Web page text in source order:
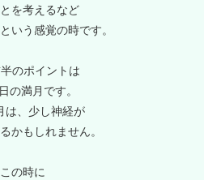
を考えるなど
いう感覚の時です。
のポイントは
の満月です。
は、少し神経が
かもしれません。
この時に